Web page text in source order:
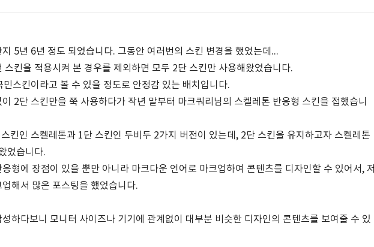
5년 6년 정도 되었습니다. 그동안 여러번의 스킨 변경을 했었는데...
스킨을 적용시켜 본 경우를 제외하면 모두 2단 스킨만 사용해왔었습니다.
스킨이라고 볼 수 있을 정도로 안정감 있는 배치입니다.
2단 스킨만을 쭉 사용하다가 작년 말부터 마크쿼리님의 스켈레톤 반응형 스킨을 접했습니
킨인 스켈레톤과 1단 스킨인 두비두 2가지 버전이 있는데, 2단 스킨을 유지하고자 스켈레톤
었습니다.
형에 장점이 있을 뿐만 아니라 마크다운 언어로 마크업하여 콘텐츠를 디자인할 수 있어서, 저
해서 많은 포스팅을 했었습니다.
하다보니 모니터 사이즈나 기기에 관계없이 대부분 비슷한 디자인의 콘텐츠를 보여줄 수 있